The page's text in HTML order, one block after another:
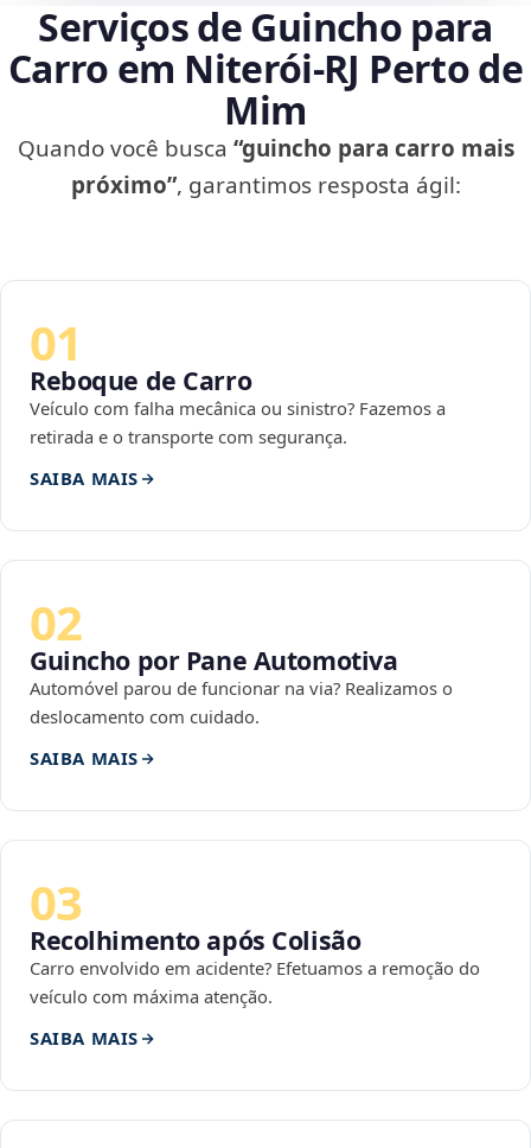
Serviços de Guincho para
Carro em Niterói‑RJ Perto de
Mim
Quando você busca “guincho para carro mais
próximo”, garantimos resposta ágil:
01
Reboque de Carro
Veículo com falha mecânica ou sinistro? Fazemos a
retirada e o transporte com segurança.
SAIBA MAIS
02
Guincho por Pane Automotiva
Automóvel parou de funcionar na via? Realizamos o
deslocamento com cuidado.
SAIBA MAIS
03
Recolhimento após Colisão
Carro envolvido em acidente? Efetuamos a remoção do
veículo com máxima atenção.
SAIBA MAIS